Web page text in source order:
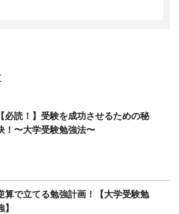
【必読！】受験を成功させるための秘
！〜大学受験勉強法〜
算で立てる勉強計画！【大学受験勉
】